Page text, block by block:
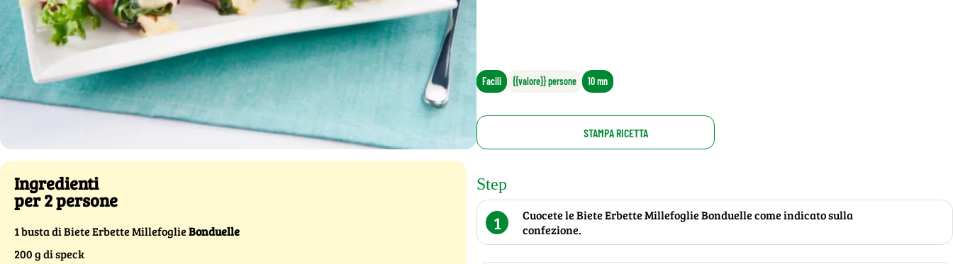
Facili {{valore}} persone 10 mn
STAMPA RICETTA
Ingredienti
per 2 persone
1 busta di Biete Erbette MillefoglieBonduelle
200 g di speck
Step
1
Cuocete le Biete Erbette Millefoglie Bonduelle come indicato sulla
confezione.